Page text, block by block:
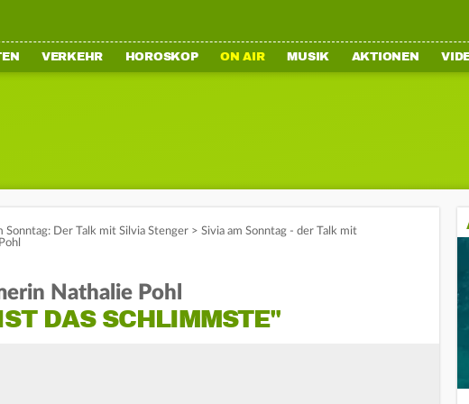
VERKEHR HOROSKOP ON AIR MUSIK AKTIONEN
Sonntag: Der Talk mit Silvia Stenger > Sivia am Sonntag - der Talk mit
Nathalie Pohl
DAS SCHLIMMSTE"